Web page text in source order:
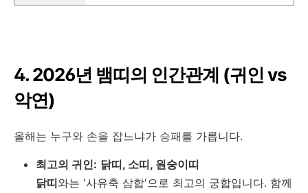
4. 2026년 뱀띠의 인간관계 (귀인 vs
악연)
올해는 누구와 손을 잡느냐가 승패를 가릅니다.
최고의 귀인: 닭띠, 소띠, 원숭이띠
닭띠와는 '사유축 삼합'으로 최고의 궁합입니다. 함께